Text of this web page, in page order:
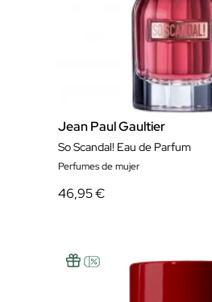
Jean Paul Gaultier
So Scandal! Eau de Parfum
Perfumes de mujer
46,95 €